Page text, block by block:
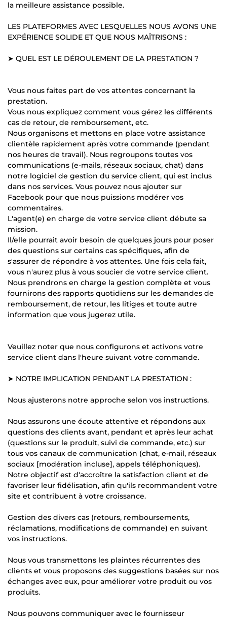
la meilleure assistance possible.
LES PLATEFORMES AVEC LESQUELLES NOUS AVONS UNE
EXPÉRIENCE SOLIDE ET QUE NOUS MAÎTRISONS :
➤ QUEL EST LE DÉROULEMENT DE LA PRESTATION ?
Vous nous faites part de vos attentes concernant la
prestation.
Vous nous expliquez comment vous gérez les différents
cas de retour, de remboursement, etc.
Nous organisons et mettons en place votre assistance
clientèle rapidement après votre commande (pendant
nos heures de travail). Nous regroupons toutes vos
communications (e-mails, réseaux sociaux, chat) dans
notre logiciel de gestion du service client, qui est inclus
dans nos services. Vous pouvez nous ajouter sur
Facebook pour que nous puissions modérer vos
commentaires.
L'agent(e) en charge de votre service client débute sa
mission.
Il/elle pourrait avoir besoin de quelques jours pour poser
des questions sur certains cas spécifiques, afin de
s'assurer de répondre à vos attentes. Une fois cela fait,
vous n'aurez plus à vous soucier de votre service client.
Nous prendrons en charge la gestion complète et vous
fournirons des rapports quotidiens sur les demandes de
remboursement, de retour, les litiges et toute autre
information que vous jugerez utile.
Veuillez noter que nous configurons et activons votre
service client dans l'heure suivant votre commande.
➤ NOTRE IMPLICATION PENDANT LA PRESTATION :
Nous ajusterons notre approche selon vos instructions.
Nous assurons une écoute attentive et répondons aux
questions des clients avant, pendant et après leur achat
(questions sur le produit, suivi de commande, etc.) sur
tous vos canaux de communication (chat, e-mail, réseaux
sociaux [modération incluse], appels téléphoniques).
Notre objectif est d'accroître la satisfaction client et de
favoriser leur fidélisation, afin qu'ils recommandent votre
site et contribuent à votre croissance.
Gestion des divers cas (retours, remboursements,
réclamations, modifications de commande) en suivant
vos instructions.
Nous vous transmettons les plaintes récurrentes des
clients et vous proposons des suggestions basées sur nos
échanges avec eux, pour améliorer votre produit ou vos
produits.
Nous pouvons communiquer avec le fournisseur